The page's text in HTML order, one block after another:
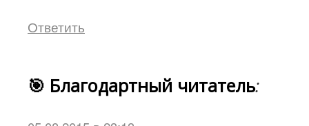
Ответить
🎯 Благодартный читатель: